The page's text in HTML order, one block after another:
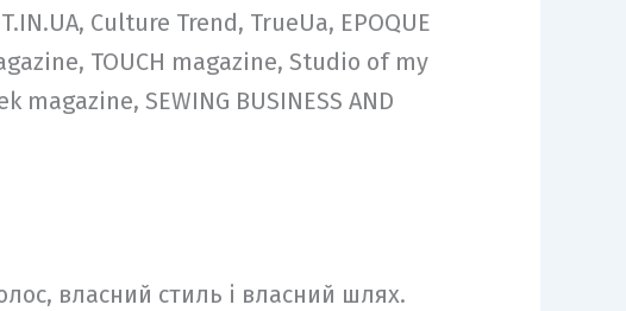
Culture Trend, TrueUa, EPOQUE
TOUCH magazine, Studio of my
SEWING BUSINESS AND
власний стиль і власний шлях.